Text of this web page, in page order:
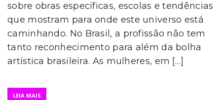
sobre obras específicas, escolas e tendências
que mostram para onde este universo está
caminhando. No Brasil, a profissão não tem
tanto reconhecimento para além da bolha
artística brasileira. As mulheres, em […]
LEIA MAIS